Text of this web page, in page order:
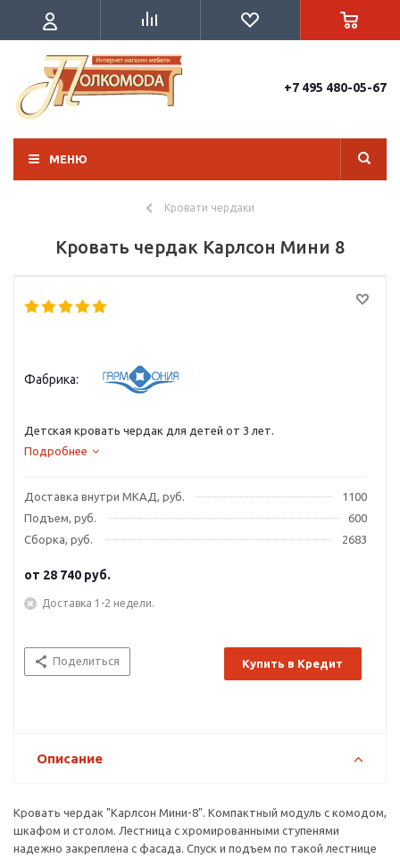
+7 495 480-05-67
МЕНЮ
Кровати чердаки
Кровать чердак Карлсон Мини 8
Фабрика:
Детская кровать чердак для детей от 3 лет.
Подробнее
Доставка внутри МКАД, руб.
1100
Подъем, руб.
600
Сборка, руб.
2683
от 28 740 руб.
Доставка 1-2 недели.
Поделиться Купить в Кредит
Описание
Кровать чердак "Карлсон Мини-8". Компактный модуль с комодом,
шкафом и столом. Лестница с хромированными ступенями
надежно закреплена с фасада. Спуск и подъем по такой лестнице